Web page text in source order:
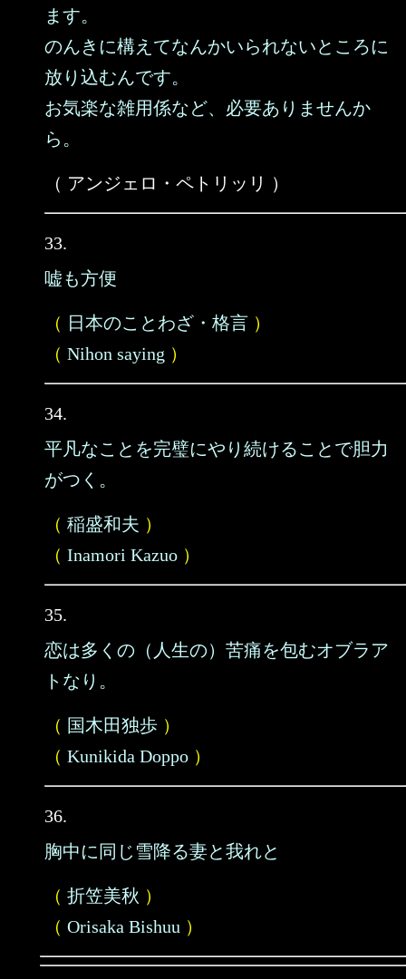
ます。
のんきに構えてなんかいられないところに
放り込むんです。
お気楽な雑用係など、必要ありませんか
ら。
（ アンジェロ・ペトリッリ ）
33.
嘘も方便
（ 日本のことわざ・格言 ）
（ Nihon saying ）
34.
平凡なことを完璧にやり続けることで胆力
がつく。
（ 稲盛和夫 ）
（ Inamori Kazuo ）
35.
恋は多くの（人生の）苦痛を包むオブラア
トなり。
（ 国木田独歩 ）
（ Kunikida Doppo ）
36.
胸中に同じ雪降る妻と我れと
（ 折笠美秋 ）
（ Orisaka Bishuu ）